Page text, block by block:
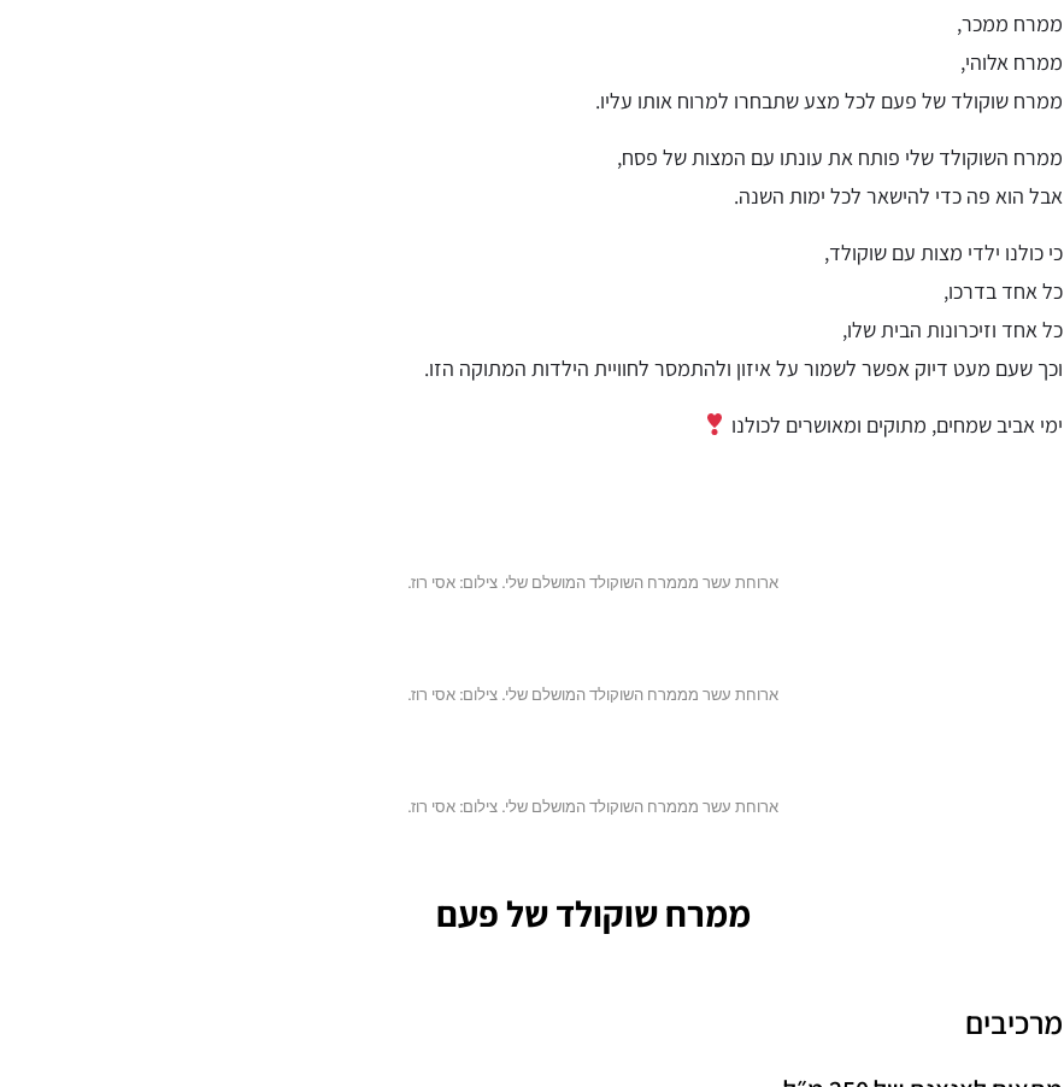
ממרח ממכר,
ממרח אלוהי,
ממרח שוקולד של פעם לכל מצע שתבחרו למרוח אותו עליו.
ממרח השוקולד שלי פותח את עונתו עם המצות של פסח,
אבל הוא פה כדי להישאר לכל ימות השנה.
כי כולנו ילדי מצות עם שוקולד,
כל אחד בדרכו,
כל אחד וזיכרונות הבית שלו,
וכך שעם מעט דיוק אפשר לשמור על איזון ולהתמסר לחוויית הילדות המתוקה הזו.
ימי אביב שמחים, מתוקים ומאושרים לכולנו
ארוחת עשר מממרח השוקולד המושלם שלי. צילום: אסי רוז.
ארוחת עשר מממרח השוקולד המושלם שלי. צילום: אסי רוז.
ארוחת עשר מממרח השוקולד המושלם שלי. צילום: אסי רוז.
ממרח שוקולד של פעם
מרכיבים